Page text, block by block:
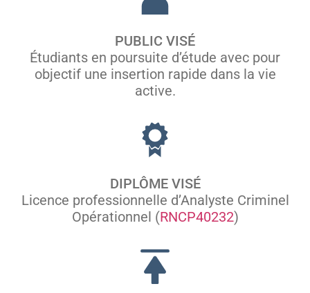
PUBLIC VISÉ
Étudiants en poursuite d’étude avec pour
objectif une insertion rapide dans la vie
active.
DIPLÔME VISÉ
Licence professionnelle d’Analyste Criminel
Opérationnel (RNCP40232)